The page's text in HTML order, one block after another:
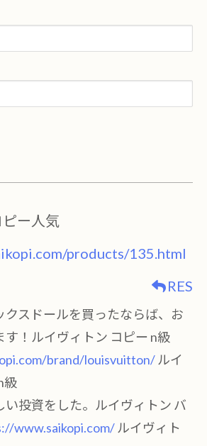
ー人気
products/135.html
RES
クスドールを買ったならば、お
す！ルイヴィトン コピー n級
brand/louisvuitton/ ルイ
級
い投資をした。ルイヴィトン バ
www.saikopi.com/ ルイヴィト